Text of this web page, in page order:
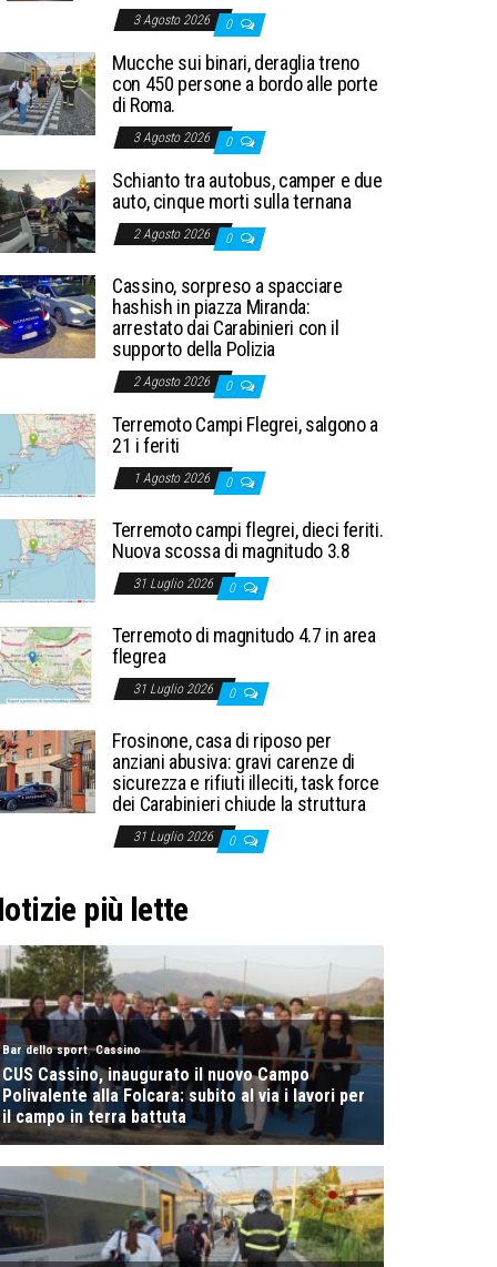
3 Agosto 2026 0
Mucche sui binari, deraglia treno
con 450 persone a bordo alle porte
di Roma.
3 Agosto 2026 0
Schianto tra autobus, camper e due
auto, cinque morti sulla ternana
2 Agosto 2026 0
Cassino, sorpreso a spacciare
hashish in piazza Miranda:
arrestato dai Carabinieri con il
supporto della Polizia
2 Agosto 2026 0
Terremoto Campi Flegrei, salgono a
21 i feriti
1 Agosto 2026 0
Terremoto campi flegrei, dieci feriti.
Nuova scossa di magnitudo 3.8
31 Luglio 2026 0
Terremoto di magnitudo 4.7 in area
flegrea
31 Luglio 2026 0
Frosinone, casa di riposo per
anziani abusiva: gravi carenze di
sicurezza e rifiuti illeciti, task force
dei Carabinieri chiude la struttura
31 Luglio 2026 0
più lette